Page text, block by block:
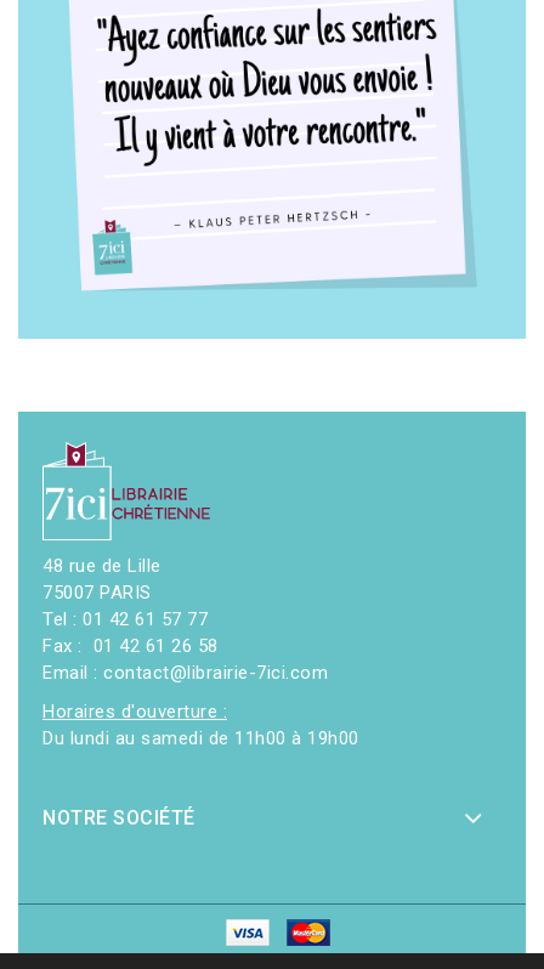
48 rue de Lille
75007 PARIS
Tel : 01 42 61 57 77
Fax : 01 42 61 26 58
Email : contact@librairie-7ici.com
Horaires d'ouverture :
Du lundi au samedi de 11h00 à 19h00
NOTRE SOCIÉTÉ